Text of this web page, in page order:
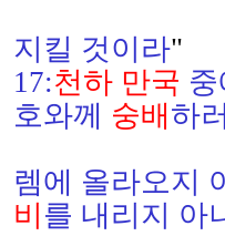
지킬 것이라"
17:천하 만국
호와께 숭배 하
렘에 올라오지
비 를 내리지 아